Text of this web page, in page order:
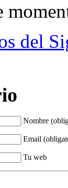
del
Nombre
Email
Tu web